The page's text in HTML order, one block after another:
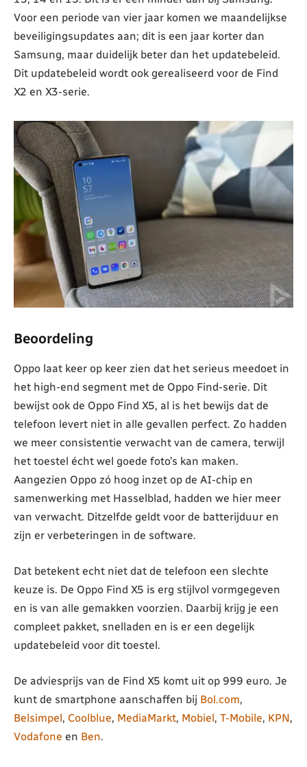
Voor een periode van vier jaar komen we maandelijkse
beveiligingsupdates aan; dit is een jaar korter dan
Samsung, maar duidelijk beter dan het updatebeleid.
Dit updatebeleid wordt ook gerealiseerd voor de Find
X2 en X3-serie.
Beoordeling
Oppo laat keer op keer zien dat het serieus meedoet in
het high-end segment met de Oppo Find-serie. Dit
bewijst ook de Oppo Find X5, al is het bewijs dat de
telefoon levert niet in alle gevallen perfect. Zo hadden
we meer consistentie verwacht van de camera, terwijl
het toestel écht wel goede foto’s kan maken.
Aangezien Oppo zó hoog inzet op de AI-chip en
samenwerking met Hasselblad, hadden we hier meer
van verwacht. Ditzelfde geldt voor de batterijduur en
zijn er verbeteringen in de software.
Dat betekent echt niet dat de telefoon een slechte
keuze is. De Oppo Find X5 is erg stijlvol vormgegeven
en is van alle gemakken voorzien. Daarbij krijg je een
compleet pakket, snelladen en is er een degelijk
updatebeleid voor dit toestel.
De adviesprijs van de Find X5 komt uit op 999 euro. Je
kunt de smartphone aanschaffen bij Bol.com,
Belsimpel, Coolblue, MediaMarkt, Mobiel, T-Mobile, KPN,
Vodafone en Ben.